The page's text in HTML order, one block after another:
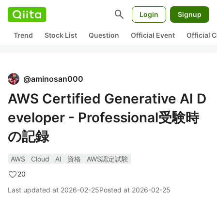
search Login Signup
Trend Stock List Question Official Event Official
@aminosan000
AWS Certified Generative AI D
eveloper - Professional受験時
の記録
AWS Cloud AI 資格
AWS認定試験
20
Last updated at 2026-02-25Posted at 2026-02-25